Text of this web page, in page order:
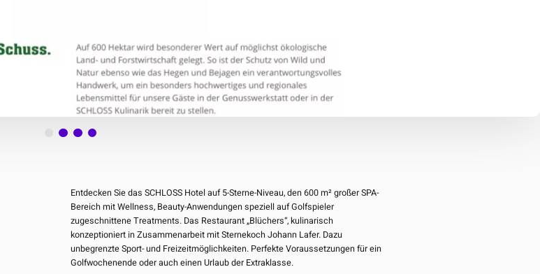
Entdecken Sie das SCHLOSS Hotel auf 5-Sterne-Niveau, den 600 m² großer SPA-
Bereich mit Wellness, Beauty-Anwendungen speziell auf Golfspieler
zugeschnittene Treatments. Das Restaurant „Blüchers“, kulinarisch
konzeptioniert in Zusammenarbeit mit Sternekoch Johann Lafer. Dazu
unbegrenzte Sport- und Freizeitmöglichkeiten. Perfekte Voraussetzungen für ein
Golfwochenende oder auch einen Urlaub der Extraklasse.